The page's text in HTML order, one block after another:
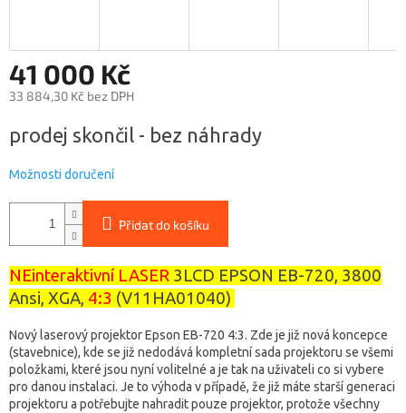
41 000 Kč
33 884,30 Kč bez DPH
cena:
prodej skončil - bez náhrady
Možnosti doručení
Přidat do košíku
NEinteraktivní LASER 3LCD EPSON EB-720, 3800
Ansi, XGA, 4:3 (V11HA01040)
Nový laserový projektor Epson EB-720 4:3. Zde je již nová koncepce
(stavebnice), kde se již nedodává kompletní sada projektoru se všemi
položkami, které jsou nyní volitelné a je tak na uživateli co si vybere
pro danou instalaci. Je to výhoda v případě, že již máte starší generaci
projektoru a potřebujte nahradit pouze projektor, protože všechny